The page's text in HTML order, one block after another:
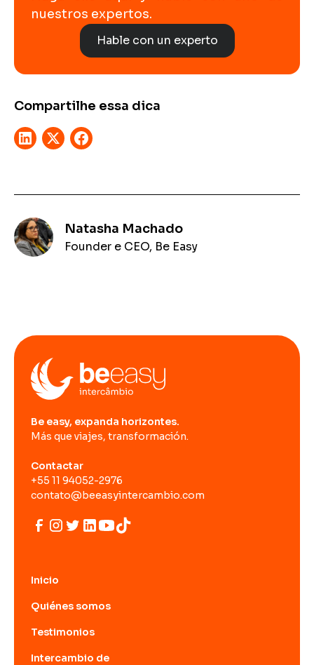
nuestros expertos.
Hable con un experto
Compartilhe essa dica
Natasha Machado
Founder e CEO, Be Easy
Be easy, expanda horizontes.
Más que viajes, transformación.
Contactar
+55 11 94052-2976
contato@beeasyintercambio.com
Inicio
Quiénes somos
Testimonios
Intercambio de